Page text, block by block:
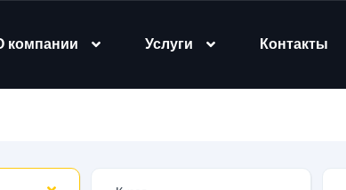
компании Услуги Контакты